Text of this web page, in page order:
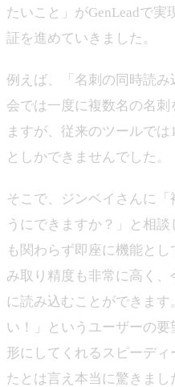
たいこと」がGenLeadで
証を進めていきました。
例えば、「名刺の同時読
会では一度に複数名の名
ますが、従来のツールで
としかできませんでした。
そこで、ジンベイさんに
うにできますか？」と相
も関わらず即座に機能と
み取り精度も非常に高く
に読み込むことができま
い！」というユーザーの
形にしてくれるスピーデ
たとは言え本当に驚きまし